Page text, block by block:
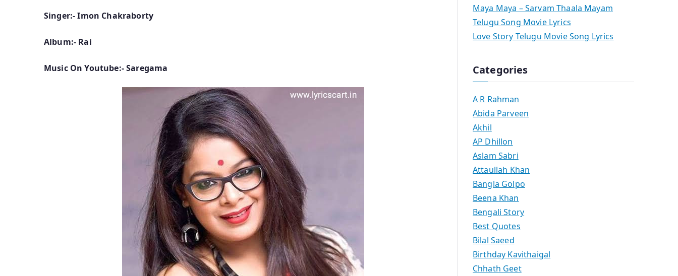
Singer:- Imon Chakraborty
Album:- Rai
Music On Youtube:- Saregama
Maya Maya – Sarvam Thaala Mayam
Telugu Song Movie Lyrics
Love Story Telugu Movie Song Lyrics
Categories
A R Rahman
Abida Parveen
Akhil
AP Dhillon
Aslam Sabri
Attaullah Khan
Bangla Golpo
Beena Khan
Bengali Story
Best Quotes
Bilal Saeed
Birthday Kavithaigal
Chhath Geet